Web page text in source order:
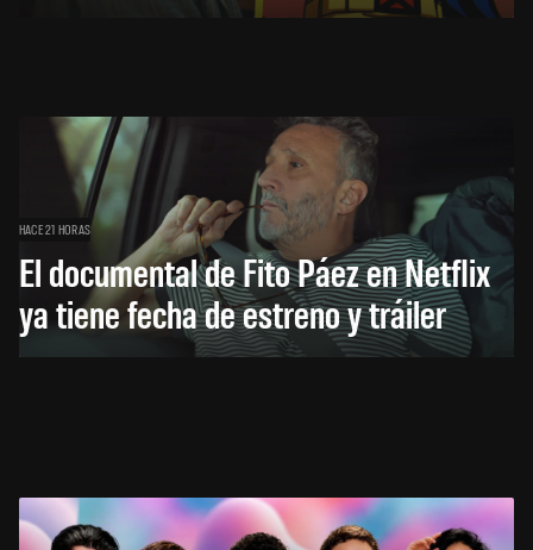
HACE 21 HORAS
El documental de Fito Páez en Netflix
ya tiene fecha de estreno y tráiler